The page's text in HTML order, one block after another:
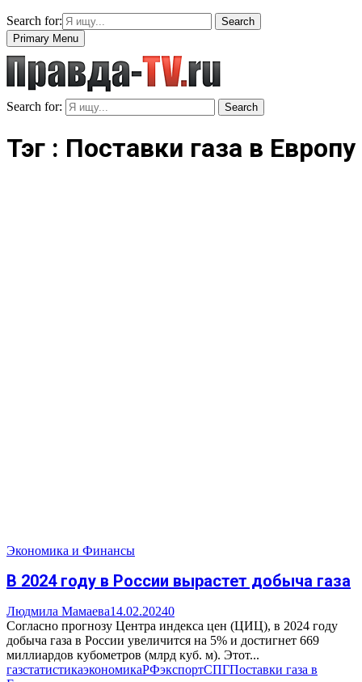
Search for:
Search
Primary Menu
Search for: Search
Тэг : Поставки газа в Европу
Экономика и Финансы
В 2024 году в России вырастет добыча газа
Людмила Мамаева14.02.20240
Согласно прогнозу Центра индекса цен (ЦИЦ), в 2024 году
добыча газа в России увеличится на 5% и достигнет 669
миллиардов кубометров (млрд куб. м). Этот...
газстатистикаэкономикаРФэкспортСПГПоставки газа в